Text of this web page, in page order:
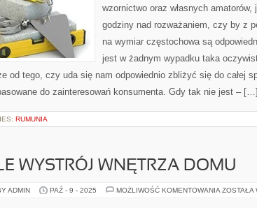
DOSYĆ?
wzornictwo oraz własnych amatorów,
godziny nad rozważaniem, czy by z
na wymiar częstochowa są
jest w żadnym wypadku taka
od tego, czy uda się nam odpowiednio zbliżyć się do całej
do zainteresowań konsumenta. Gdy tak nie jest – […]
RUMUNIA
WYSTRÓJ WNĘTRZA DOMU
ADMIN PAŹ - 9 - 2025 MOŻLIWOŚĆ KOMENTOWANIA ZWYKLE
ZOSTAŁA